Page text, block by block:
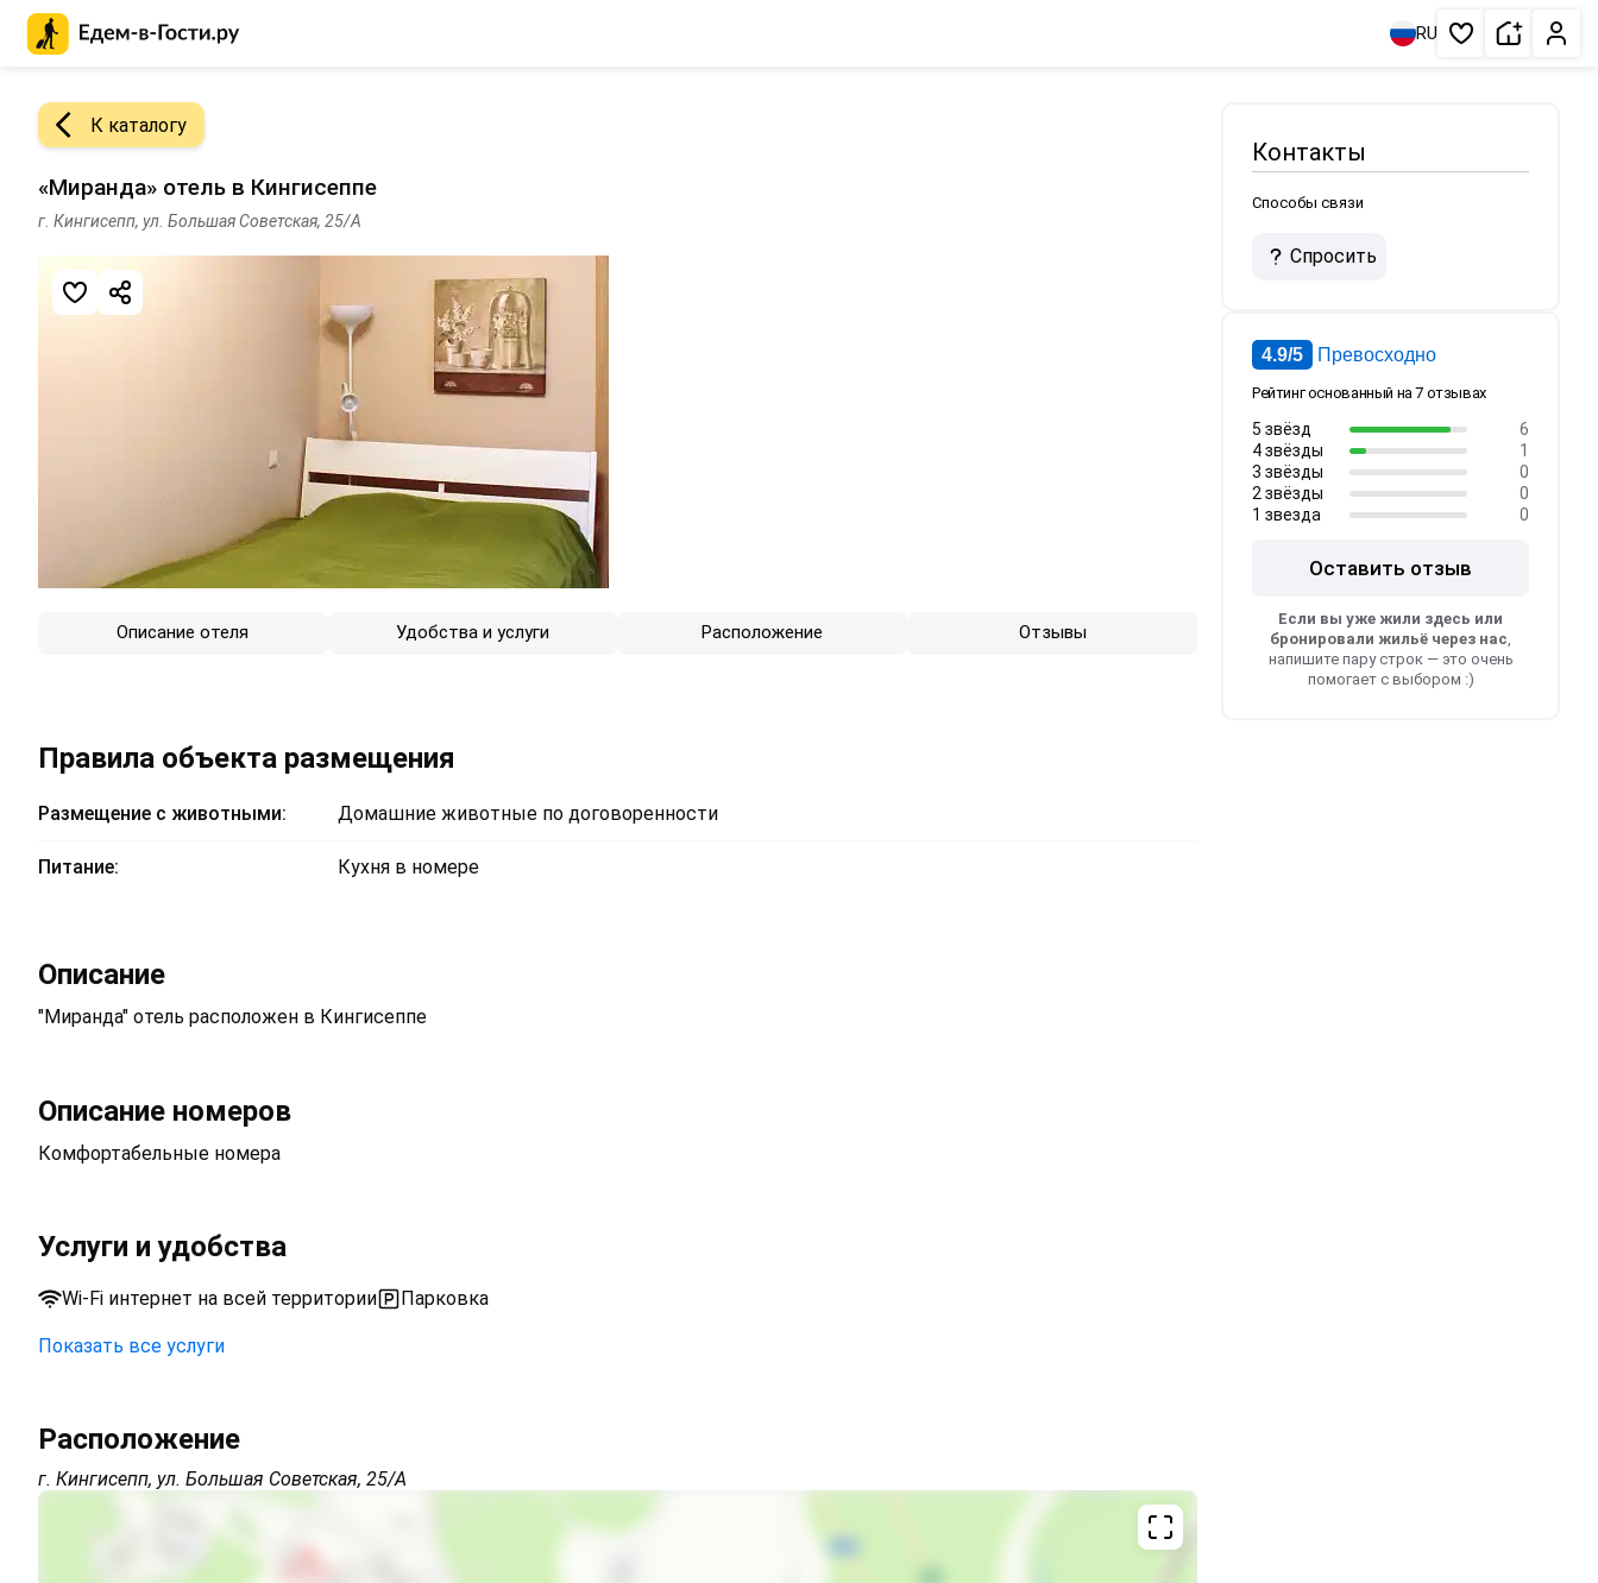
RU Избранное
Сдать
К каталогу
«Миранда» отель в Кингисеппе
г. Кингисепп, ул. Большая Советская, 25/А
Описание отеля Удобства и услуги Расположение Отзывы
Правила объекта размещения
Размещение с животными: Домашние животные по договоренности
Питание: Кухня в номере
Описание
"Миранда" отель расположен в Кингисеппе
Описание номеров
Комфортабельные номера
Услуги и удобства
Wi-Fi интернет на всей территории Парковка
Wi-Fi интернет на всей территории
Показать все услуги
Расположение
г. Кингисепп, ул. Большая Советская, 25/А
Контакты
Способы связи
Спросить
4.9/5 Превосходно
Рейтинг основанный на 7 отзывах
5 звёзд
6
4 звёзды
1
3 звёзды
0
2 звёзды
0
1 звезда
0
Оставить отзыв
Если вы уже жили здесь или
бронировали жильё через нас,
напишите пару строк — это очень
помогает с выбором :)